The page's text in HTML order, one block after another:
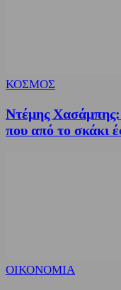
ΚΟΣΜΟΣ
Ντέμης Χασάμπης:
που από το σκάκι
ΟΙΚΟΝΟΜΙΑ